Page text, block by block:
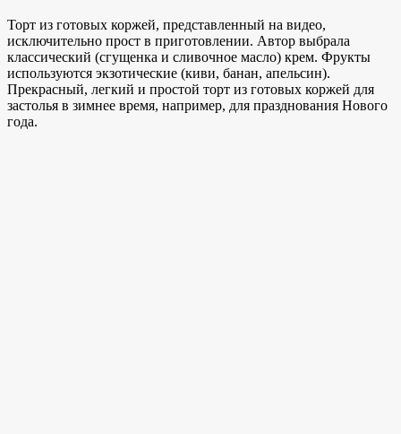
Торт из готовых коржей, представленный на видео,
исключительно прост в приготовлении. Автор выбрала
классический (сгущенка и сливочное масло) крем. Фрукты
используются экзотические (киви, банан, апельсин).
Прекрасный, легкий и простой торт из готовых коржей для
застолья в зимнее время, например, для празднования Нового
года.